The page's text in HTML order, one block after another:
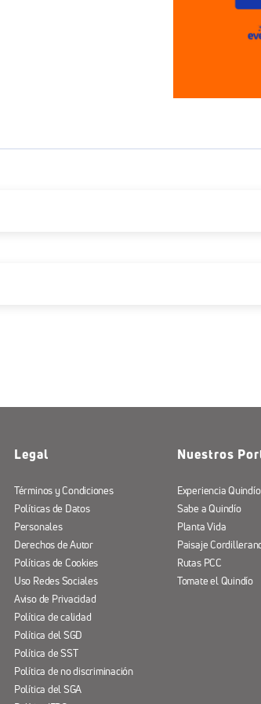
Legal
Términos y Condiciones
Políticas de Datos
Personales
Derechos de Autor
Políticas de Cookies
Uso Redes Sociales
Aviso de Privacidad
Política de calidad
Política del SGD
Política de SST
Política de no discriminación
Política del SGA
Nuestros
Experiencia Quindío
Sabe a Quindío
Planta Vida
Paisaje
Rutas PCC
Tomate el Quindío